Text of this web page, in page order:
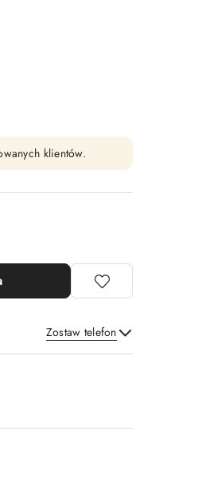
klientów.
Zostaw telefon
Wyślij